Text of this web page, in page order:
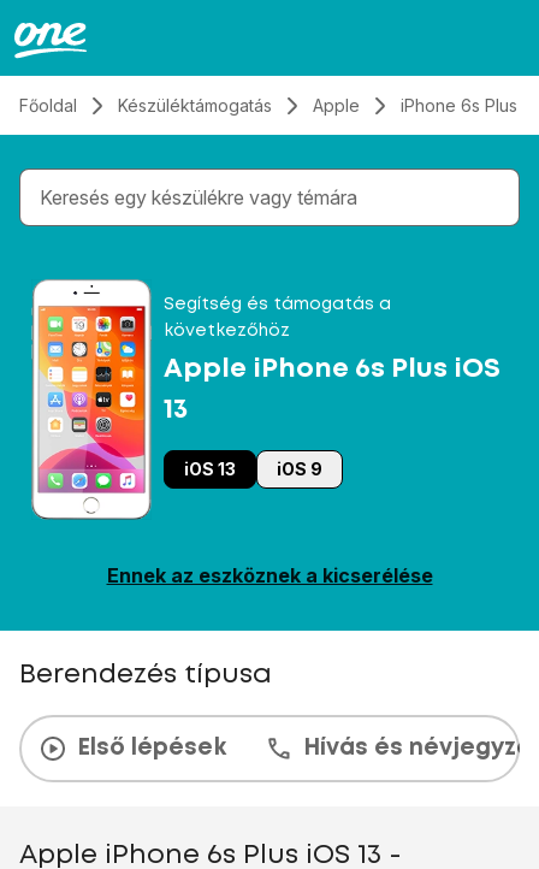
Főoldal Készüléktámogatás Apple iPhone 6s Plus
Gépelés közben megjelennek a keresési
Segítség és támogatás a
következőhöz
Apple iPhone 6s Plus iOS
13
iOS 13 iOS 9
Ennek az eszköznek a kicserélése
Berendezés típusa
Első lépések Hívás és
Apple iPhone 6s Plus iOS 13 -